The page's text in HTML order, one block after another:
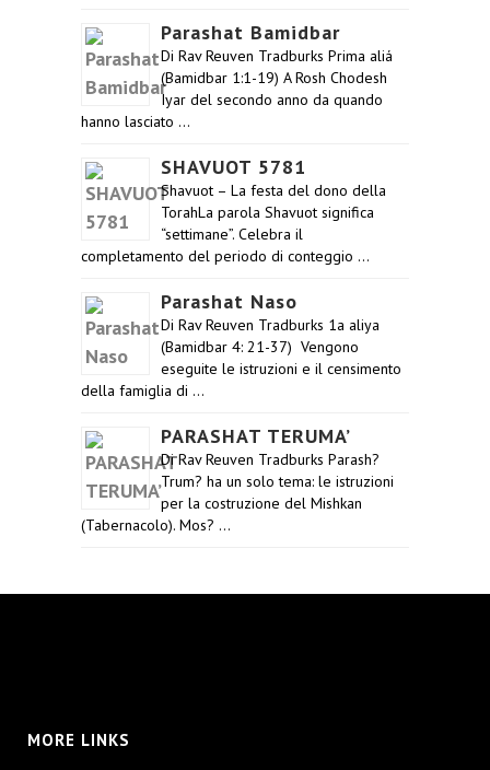
Parashat Bamidbar
Di Rav Reuven Tradburks Prima aliá
(Bamidbar 1:1-19) A Rosh Chodesh
Iyar del secondo anno da quando
hanno lasciato …
SHAVUOT 5781
Shavuot – La festa del dono della
TorahLa parola Shavuot significa
“settimane”. Celebra il
completamento del periodo di conteggio …
Parashat Naso
Di Rav Reuven Tradburks 1a aliya
(Bamidbar 4: 21-37) Vengono
eseguite le istruzioni e il censimento
della famiglia di …
PARASHAT TERUMA’
Di Rav Reuven Tradburks Parash?
Trum? ha un solo tema: le istruzioni
per la costruzione del Mishkan
(Tabernacolo). Mos? …
MORE LINKS